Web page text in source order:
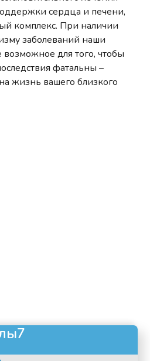
сердца и печени,
комплекс. При наличии
заболеваний наши
для того, чтобы
фатальны –
жизнь вашего близкого